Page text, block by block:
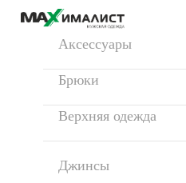
Аксессуары
Брюки
Верхняя одежда
Джинсы